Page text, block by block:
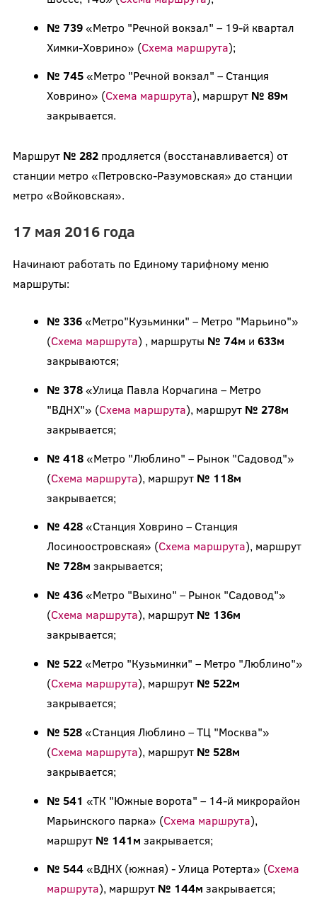
№ 739«Метро "Речной вокзал" – 19-й квартал
Химки-Ховрино» (Схема маршрута);
№ 745«Метро "Речной вокзал" – Станция
Ховрино» (Схема маршрута), маршрут № 89м
закрывается.
Маршрут № 282продляется (восстанавливается) от
станции метро «Петровско-Разумовская» до станции
метро «Войковская».
17 мая 2016 года
Начинают работать по Единому тарифному меню
маршруты:
№ 336«Метро"Кузьминки" – Метро "Марьино"»
(Схема маршрута) , маршруты № 74м и 633м
закрываются;
№ 378«Улица Павла Корчагина – Метро
"ВДНХ"» (Схема маршрута), маршрут № 278м
закрывается;
№ 418«Метро "Люблино" – Рынок "Садовод"»
(Схема маршрута), маршрут № 118м
закрывается;
№ 428«Станция Ховрино – Станция
Лосиноостровская» (Схема маршрута), маршрут
№ 728м закрывается;
№ 436«Метро "Выхино" – Рынок "Садовод"»
(Схема маршрута), маршрут № 136м
закрывается;
№ 522«Метро "Кузьминки" – Метро "Люблино"»
(Схема маршрута), маршрут № 522м
закрывается;
№ 528«Станция Люблино – ТЦ "Москва"»
(Схема маршрута), маршрут № 528м
закрывается;
№ 541 «ТК "Южные ворота" – 14-й микрорайон
Марьинского парка» (Схема маршрута),
маршрут № 141м закрывается;
№ 544«ВДНХ (южная) - Улица Ротерта» (Схема
маршрута), маршрут № 144м закрывается;